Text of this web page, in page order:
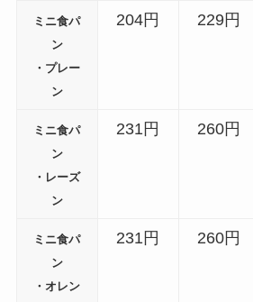
ミニ食パ
ン
・プレー
ン
204円 229円
ミニ食パ
ン
・レーズ
ン
231円 260円
ミニ食パ
ン
・オレン
231円 260円